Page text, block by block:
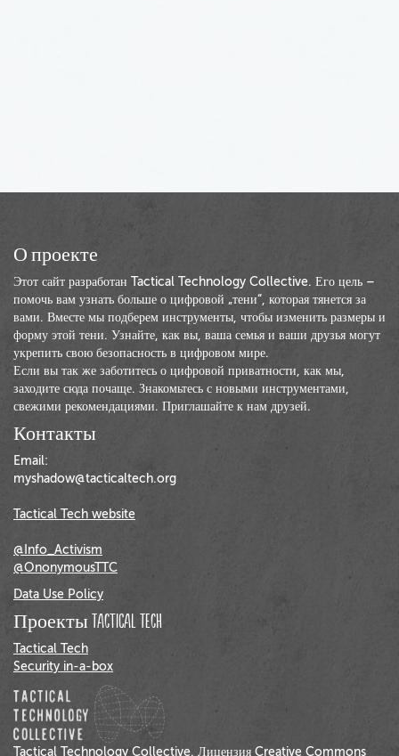
О проекте
Этот сайт разработан Tactical Technology Collective. Его цель –
помочь вам узнать больше о цифровой „тени“, которая тянется за
вами. Вместе мы подберем инструменты, чтобы изменить размеры и
форму этой тени. Узнайте, как вы, ваша семья и ваши друзья могут
укрепить свою безопасность в цифровом мире.
Если вы так же заботитесь о цифровой приватности, как мы,
заходите сюда почаще. Знакомьтесь с новыми инструментами,
свежими рекомендациями. Приглашайте к нам друзей.
Контакты
Email:
myshadow@tacticaltech.org
Tactical Tech website
@Info_Activism
@OnonymousTTC
Data Use Policy
Проекты Tactical Tech
Tactical Tech
Security in-a-box
Tactical Technology Collective. Лицензия Creative Commons